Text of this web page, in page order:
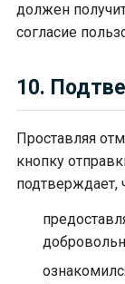
должен
согласие
10.
Проставляя
кнопку
подтверждает,